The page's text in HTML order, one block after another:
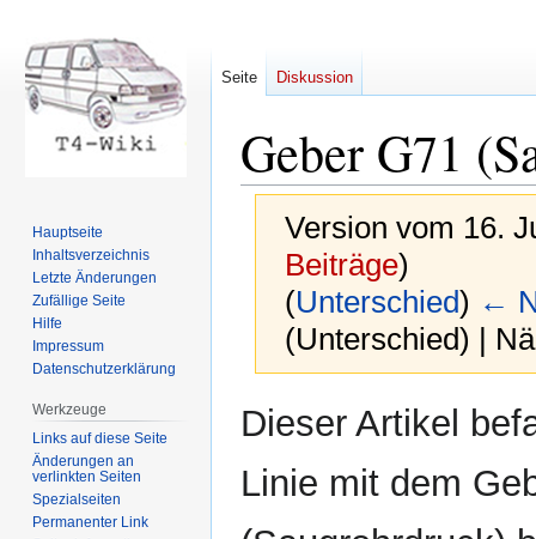
Geber G71
Version vom 16.
Beiträge)
(Unterschied) ←
(Unterschied) |
Navigation
Suche
Dieser Artikel
Linie mit dem
Seite Diskussion
Hauptseite
Inhaltsverzeichnis
Letzte Änderungen
Zufällige Seite
Hilfe
Impressum
Datenschutzerklärung
Werkzeuge
Links auf diese Seite
Änderungen an
verlinkten Seiten
Spezialseiten
Permanenter Link